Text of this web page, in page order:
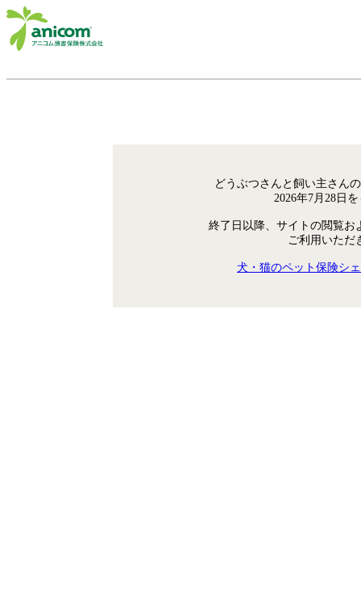
どうぶつさんと飼い主さん
2026年7月28日
終了日以降、サイトの閲覧お
ご利用いただ
犬・猫のペット保険シ